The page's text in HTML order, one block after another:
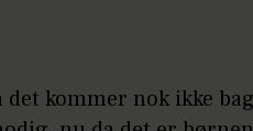
kommer nok ikke